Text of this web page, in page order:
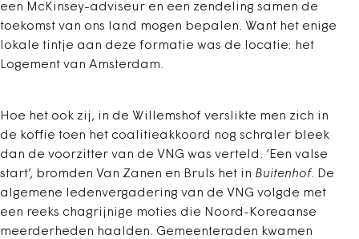
een McKinsey-adviseur en een zendeling samen de
toekomst van ons land mogen bepalen. Want het enige
lokale tintje aan deze formatie was de locatie: het
Logement van Amsterdam.
Hoe het ook zij, in de Willemshof verslikte men zich in
de koffie toen het coalitieakkoord nog schraler bleek
dan de voorzitter van de VNG was verteld. ‘Een valse
start’, bromden Van Zanen en Bruls het in Buitenhof. De
algemene ledenvergadering van de VNG volgde met
een reeks chagrijnige moties die Noord-Koreaanse
meerderheden haalden. Gemeenteraden kwamen